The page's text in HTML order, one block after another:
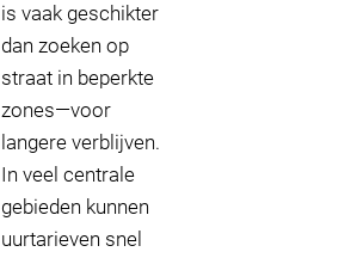
is vaak geschikter
dan zoeken op
straat in beperkte
zones—voor
langere verblijven.
In veel centrale
gebieden kunnen
uurtarieven snel